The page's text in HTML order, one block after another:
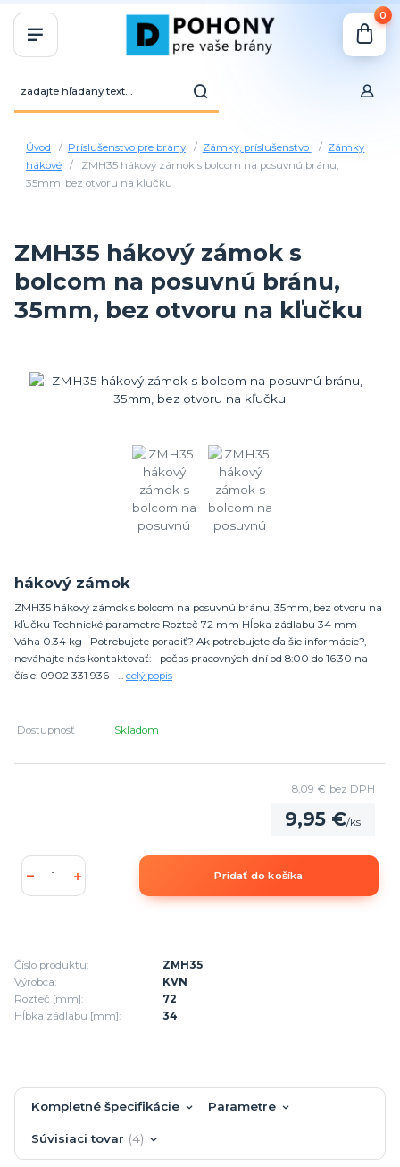
0
Úvod Príslušenstvo pre brány Zámky, príslušenstvo
Zámky
hákové
ZMH35 hákový zámok s bolcom na posuvnú bránu,
35mm, bez otvoru na kľučku
ZMH35 hákový zámok s
bolcom na posuvnú bránu,
35mm, bez otvoru na kľučku
hákový zámok
ZMH35 hákový zámok s bolcom na posuvnú bránu, 35mm, bez otvoru na
kľučku Technické parametre Rozteč 72 mm Hĺbka zádlabu 34 mm
Váha 0.34 kg Potrebujete poradiť? Ak potrebujete ďalšie informácie?,
neváhajte nás kontaktovať: - počas pracovných dní od 8:00 do 16:30 na
čísle: 0902 331 936 - ... celý popis
Dostupnosť Skladom
9,95 €/ks
8,09 € bez DPH
Pridať do košíka
Číslo produktu:
ZMH35
Výrobca:
KVN
Rozteč [mm]:
72
Hĺbka zádlabu [mm]:
34
Kompletné špecifikácie Parametre
Súvisiaci tovar 4